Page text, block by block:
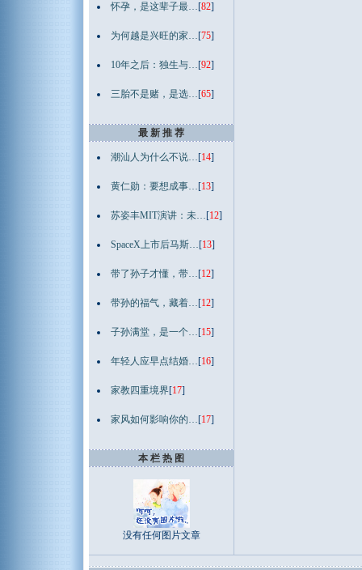
怀孕，是这辈子最…[82]
为何越是兴旺的家…[75]
10年之后：独生与…[92]
三胎不是赌，是选…[65]
最 新 推 荐
潮汕人为什么不说…[14]
黄仁勋：要想成事…[13]
苏姿丰MIT演讲：未…[12]
SpaceX上市后马斯…[13]
带了孙子才懂，带…[12]
带孙的福气，藏着…[12]
子孙满堂，是一个…[15]
年轻人应早点结婚…[16]
家教四重境界[17]
家风如何影响你的…[17]
本 栏 热 图
没有任何图片文章